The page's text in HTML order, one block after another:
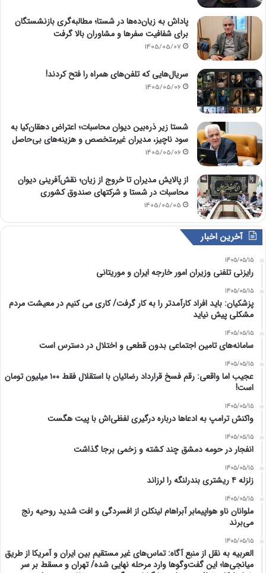
پاداش به زیان‌ده‌ها در شستا؛ مطالبه‌گری بازنشستگان
برای شفافیت سفرها و مشاوران بالا گرفت
1405/05/07
سریال‌هایی که تلفن‌های همراه را فتح کردند!
1405/05/06
شستا زیر ذره‌بین دیوان محاسبات؛ اعتراض دهقان‌کیا به
سود ناچیز، مدیران غیرمتخصص و هزینه‌های بی‌حاصل
1405/05/06
از پالایش مدیران تا خروج از زیان؛ نقش‌آفرینی دیوان
محاسبات در شستا و شرکتهای صندوق کشوری
1405/05/05
آخرین اخبار
1405/05/15
رایزنی تلفنی وزیران امور خارجه ایران و موریتانی
1405/05/15
پزشکیان: باید افراد کارآمدتر را به کار گرفت/ کاری می کنیم در معیشت مردم
مشکلی پیش نیاید
1405/05/15
سامانه‌های تامین اجتماعی بدون قطعی و اختلال در دسترس است
1405/05/15
عجیب اما واقعی: رقم فسخ قرارداد رضائیان با استقلال فقط ۱۰۰ میلیون تومان
است!
1405/05/15
واکنش ترامپ به ادعاها درباره درگیری لفظی‌اش با پیت هگست
1405/05/15
انفجار در حومه دمشق چند کشته و زخمی برجا گذاشت
1405/05/15
زلزله ۴ ریشتری بندرلنگه را لرزاند
1405/05/15
ملوانان ناو هواپیمابر آبراهام لینکلن از افسردگی و افت شدید روحیه رنج
می‌برند
1405/05/15
العربیه به نقل از منبع آگاه: تماس‌های غیر مستقیم بین ایران و آمریکا از طریق
میانجی‌ها؛ این گفت‌و‌گو‌ها وارد مرحله نهایی شده/ تهران و مسقط بر سر